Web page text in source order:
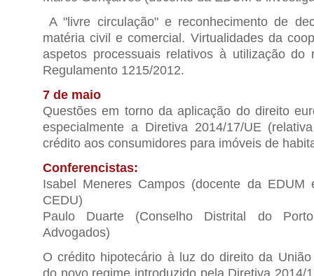
A "livre circulação" e reconhecimento de
matéria civil e comercial. Virtualidades da
aspetos processuais relativos à utilização do
Regulamento 1215/2012.
7 de maio
Questões em torno da aplicação do direito
especialmente a Diretiva 2014/17/UE
crédito aos consumidores para imóveis de
Conferencistas:
Isabel Meneres Campos (docente da EDUM
CEDU)
Paulo Duarte (Conselho Distrital do
Advogados)
O crédito hipotecário à luz do direito da
do novo regime introduzido pela Diretiva 2014/